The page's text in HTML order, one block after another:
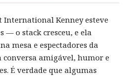
International Kenney esteve
— o stack cresceu, e ela
mesa e espectadores da
amigável, humor e
É verdade que algumas